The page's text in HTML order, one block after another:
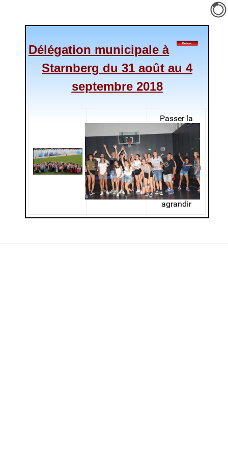
Délégation municipale à
Starnberg du 31 août au 4
septembre 2018
Passer la
souris sur la
arrêter le
défilement ou
cliquer sur la
photo pour
agrandir